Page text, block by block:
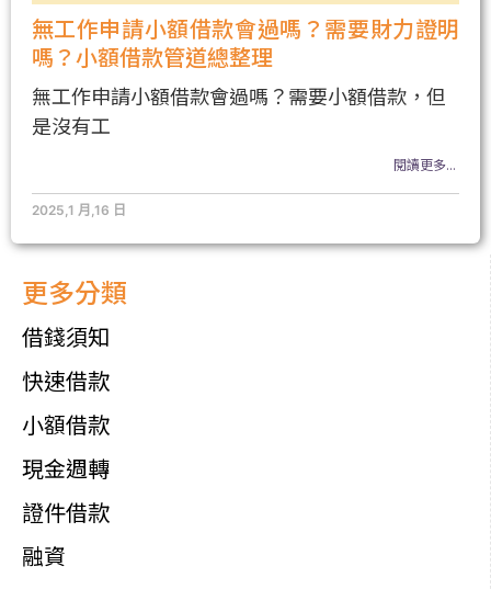
更多分類
借錢須知
快速借款
小額借款
現金週轉
證件借款
融資
無工作申請小額借款會過嗎？需要財力證明
嗎？小額借款管道總整理
無工作申請小額借款會過嗎？需要小額借款，但
是沒有工
閱讀更多...
2025,1 月,16 日